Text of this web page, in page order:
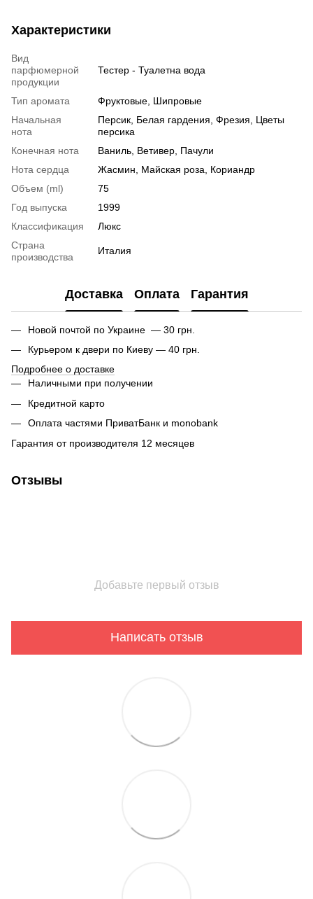
Характеристики
Вид
парфюмерной
продукции
Тестер - Туалетна вода
Тип аромата
Фруктовые, Шипровые
Начальная
нота
Персик, Белая гардения, Фрезия, Цветы
персика
Конечная нота
Ваниль, Ветивер, Пачули
Нота сердца
Жасмин, Майская роза, Кориандр
Объем (ml)
75
Год выпуска
1999
Классификация
Люкс
Страна
производства
Италия
Доставка Оплата Гарантия
Новой почтой по Украине — 30 грн.
Курьером к двери по Киеву — 40 грн.
Подробнее о доставке
Наличными при получении
Кредитной карто
Оплата частями ПриватБанк и monobank
Гарантия от производителя 12 месяцев
Отзывы
Добавьте первый отзыв
Написать отзыв